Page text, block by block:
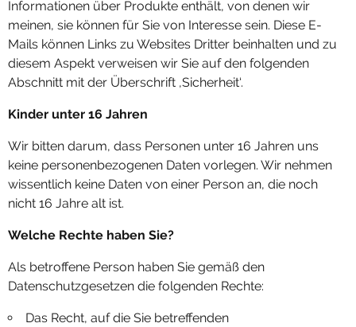
Informationen über Produkte enthält, von denen wir
meinen, sie können für Sie von Interesse sein. Diese E-
Mails können Links zu Websites Dritter beinhalten und zu
diesem Aspekt verweisen wir Sie auf den folgenden
Abschnitt mit der Überschrift ,Sicherheit‘.
Kinder unter 16 Jahren
Wir bitten darum, dass Personen unter 16 Jahren uns
keine personenbezogenen Daten vorlegen. Wir nehmen
wissentlich keine Daten von einer Person an, die noch
nicht 16 Jahre alt ist.
Welche Rechte haben Sie?
Als betroffene Person haben Sie gemäß den
Datenschutzgesetzen die folgenden Rechte:
Das Recht, auf die Sie betreffenden